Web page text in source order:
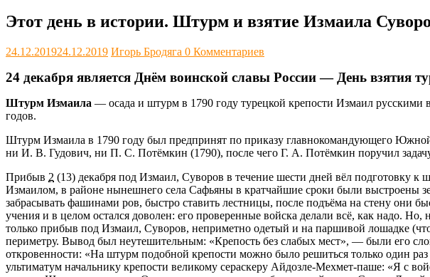
Этот день в истории. Штурм и взятие Измаила
24.12.201924.12.2019 Игорь Бродяга 0 Комментариев
24 декабря является Днём воинской славы России — День взятия
Штурм Измаила — осада и штурм в 1790 году турецкой крепости Измаил
годов.
Штурм Измаила в 1790 году был предпринят по приказу главнокомандующего
ни И. В. Гудович, ни П. С. Потёмкин (1790), после чего Г. А. Потёмкин поручил
Прибыв 2 (13) декабря под Измаил, Суворов в течение шести дней вёл подготовку
Измаилом, в районе нынешнего села Сафьяны в кратчайшие сроки были выстроены
забрасывать фашинами ров, быстро ставить лестницы, после подъёма на стену они
учения и в целом остался доволен: его проверенные войска делали всё, как надо.
только прибыв под Измаил, Суворов, неприметно одетый и на паршивой лошадке
периметру. Вывод был неутешительным: «Крепость без слабых мест», — были его
откровенности: «На штурм подобной крепости можно было решиться только один
ультиматум начальнику крепости великому сераскеру Айдозле-Мехмет-паше: «Я с